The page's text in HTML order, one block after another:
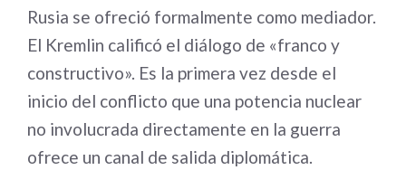
Rusia se ofreció formalmente como mediador.
El Kremlin calificó el diálogo de «franco y
constructivo». Es la primera vez desde el
inicio del conflicto que una potencia nuclear
no involucrada directamente en la guerra
ofrece un canal de salida diplomática.